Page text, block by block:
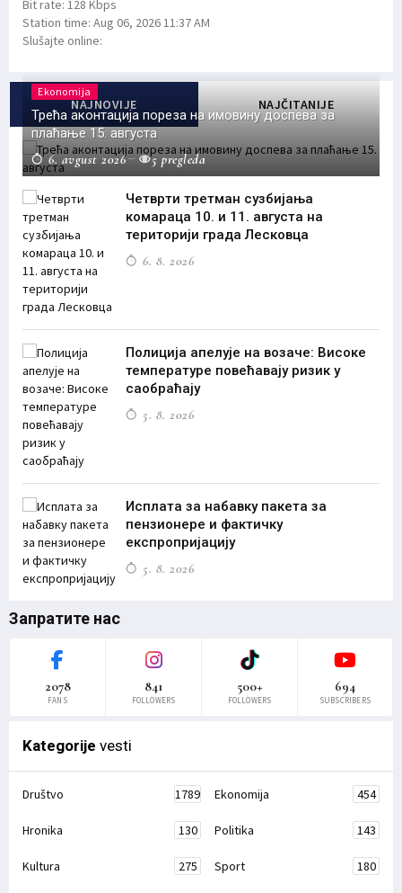
Bit rate: 128 Kbps
Station time: Aug 06, 202611:37 AM
Slušajte online:
NAJNOVIJE NAJČITANIJE
Ekonomija
Трећа аконтација пореза на имовину доспева за
плаћање 15. августа
6. avgust 2026
5 pregleda
Четврти третман сузбијања
комараца 10. и 11. августа на
територији града Лесковца
6. 8. 2026
Полиција апелује на возаче: Високе
температуре повећавају ризик у
саобраћају
5. 8. 2026
Исплата за набавку пакета за
пензионере и фактичку
експропријацију
5. 8. 2026
Запратите нас
2078
FANS
841
FOLLOWERS
500+
FOLLOWERS
694
SUBSCRIBERS
Kategorije vesti
Društvo 1789 Ekonomija 454
Hronika 130 Politika 143
Kultura 275 Sport 180